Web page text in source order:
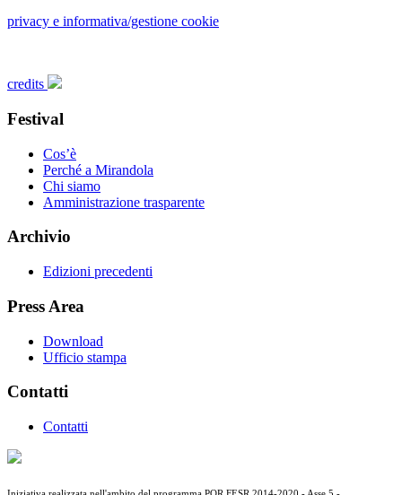
privacy e informativa/gestione cookie
credits
Festival
Cos’è
Perché a Mirandola
Chi siamo
Amministrazione trasparente
Archivio
Edizioni precedenti
Press Area
Download
Ufficio stampa
Contatti
Contatti